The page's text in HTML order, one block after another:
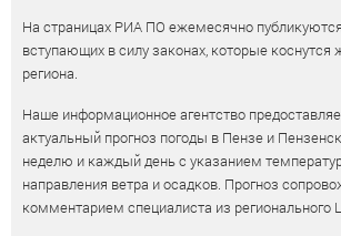
На страницах РИА ПО ежемесячно
вступающих в силу законах, которые коснутся
региона.
Наше информационное агентство
актуальный прогноз погоды в Пензе и
неделю и каждый день с указанием
направления ветра и осадков. Прогноз
комментарием специалиста из регионального